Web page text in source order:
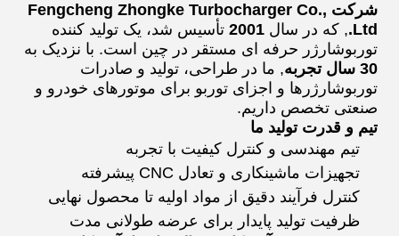
شرکت Fengcheng Zhongke Turbocharger Co.,
Ltd. , که در سال 2001 تأسیس شد، یک تولید کننده
توربوشارژر حرفه ای مستقر در چین است. با نزدیک به
30 سال تجربه
, ما در طراحی، تولید و صادرات
توربوشارژرها و اجزای توربو برای موتورهای خودرو و
صنعتی تخصص داریم.
تیم و قدرت تولید ما
تیم مهندسی و کنترل کیفیت با تجربه
تجهیزات ماشینکاری و تعادل CNC پیشرفته
کنترل فرآیند دقیق از مواد اولیه تا محصول نهایی
ظرفیت تولید پایدار برای عرضه طولانی مدت